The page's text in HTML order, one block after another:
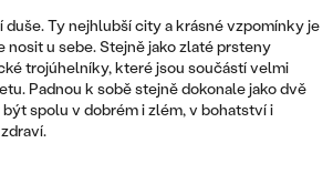
DIAMANTEM
ZVĚROKRUHU
duše. Ty nejhlubší city a krásné vzpomínky je
nosit u sebe. Stejně jako zlaté prsteny
trojúhelníky, které jsou součástí velmi
Padnou k sobě stejně dokonale jako dvě
spolu v dobrém i zlém, v bohatství i